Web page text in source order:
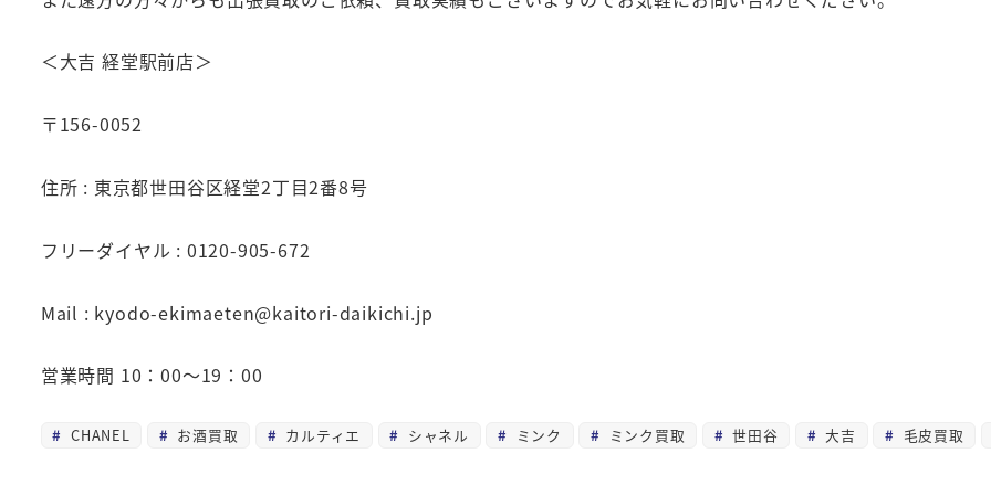
＜大吉 経堂駅前店＞
〒156-0052
住所 : 東京都世田谷区経堂2丁目2番8号
フリーダイヤル : 0120-905-672
Mail : kyodo-ekimaeten@kaitori-daikichi.jp
営業時間 10：00～19：00
CHANEL お酒買取 カルティエ シャネル ミンク ミンク買取 世田谷 大吉 毛皮買取